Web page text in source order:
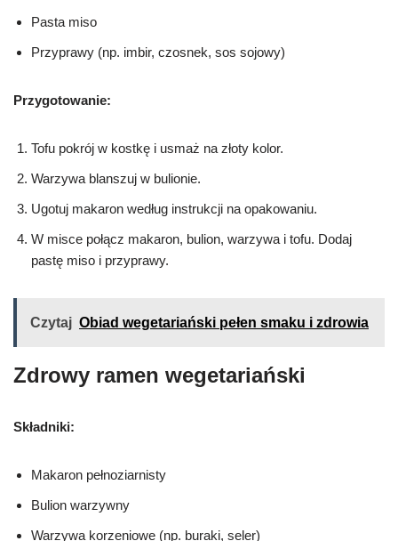
Pasta miso
Przyprawy (np. imbir, czosnek, sos sojowy)
Przygotowanie:
Tofu pokrój w kostkę i usmaż na złoty kolor.
Warzywa blanszuj w bulionie.
Ugotuj makaron według instrukcji na opakowaniu.
W misce połącz makaron, bulion, warzywa i tofu. Dodaj
pastę miso i przyprawy.
Czytaj Obiad wegetariański pełen smaku i zdrowia
Zdrowy ramen wegetariański
Składniki:
Makaron pełnoziarnisty
Bulion warzywny
Warzywa korzeniowe (np. buraki, seler)